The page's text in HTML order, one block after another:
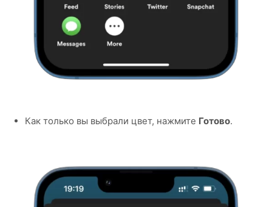
Как только вы выбрали цвет, нажмите Готово.